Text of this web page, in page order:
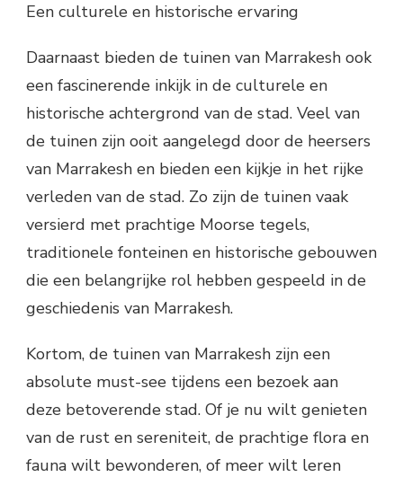
Een culturele en historische ervaring
Daarnaast bieden de tuinen van Marrakesh ook
een fascinerende inkijk in de culturele en
historische achtergrond van de stad. Veel van
de tuinen zijn ooit aangelegd door de heersers
van Marrakesh en bieden een kijkje in het rijke
verleden van de stad. Zo zijn de tuinen vaak
versierd met prachtige Moorse tegels,
traditionele fonteinen en historische gebouwen
die een belangrijke rol hebben gespeeld in de
geschiedenis van Marrakesh.
Kortom, de tuinen van Marrakesh zijn een
absolute must-see tijdens een bezoek aan
deze betoverende stad. Of je nu wilt genieten
van de rust en sereniteit, de prachtige flora en
fauna wilt bewonderen, of meer wilt leren